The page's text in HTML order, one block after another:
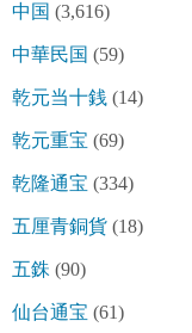
中国 (3,616)
中華民国 (59)
乾元当十銭 (14)
乾元重宝 (69)
乾隆通宝 (334)
五厘青銅貨 (18)
五銖 (90)
仙台通宝 (61)